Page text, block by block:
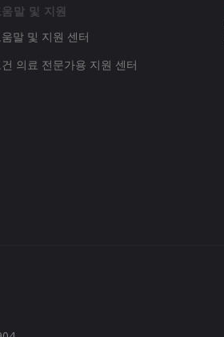
말 및 지원
말 및 지원 센터
의료 전문가용 지원 센터